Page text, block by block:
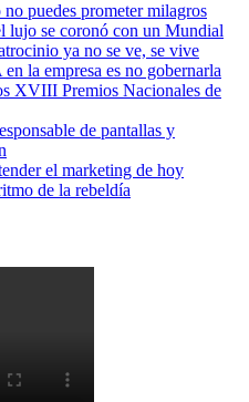
puedes prometer milagros
lujo se coronó con un Mundial
ya no se ve, se vive
la empresa es no gobernarla
XVIII Premios Nacionales de
de pantallas y
el marketing de hoy
de la rebeldía